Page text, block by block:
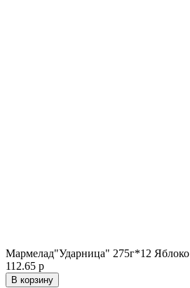
Мармелад"Ударница" 275г*12 Яблоко
112.65 р
В корзину